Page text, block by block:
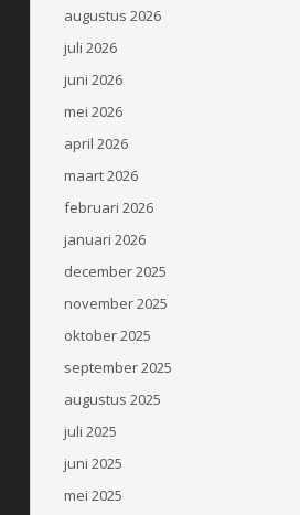
augustus 2026
juli 2026
juni 2026
mei 2026
april 2026
maart 2026
februari 2026
januari 2026
december 2025
november 2025
oktober 2025
september 2025
augustus 2025
juli 2025
juni 2025
mei 2025